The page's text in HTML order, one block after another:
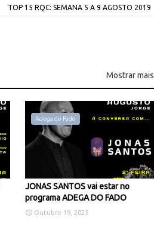
TOP 15 RQC: SEMANA 5 A 9 AGOSTO 2019
Mostrar mais
Adega do Fado
JONAS SANTOS vai estar no
programa ADEGA DO FADO
Outubro 19, 2025